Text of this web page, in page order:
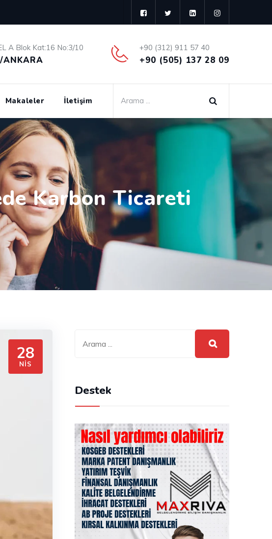
A Blok Kat:16 No:3/10
ANKARA
+90 (312) 911 57 40
+90 (505) 137 28 09
Makaleler İletişim
Karbon Ticareti
28
NIS
Destek